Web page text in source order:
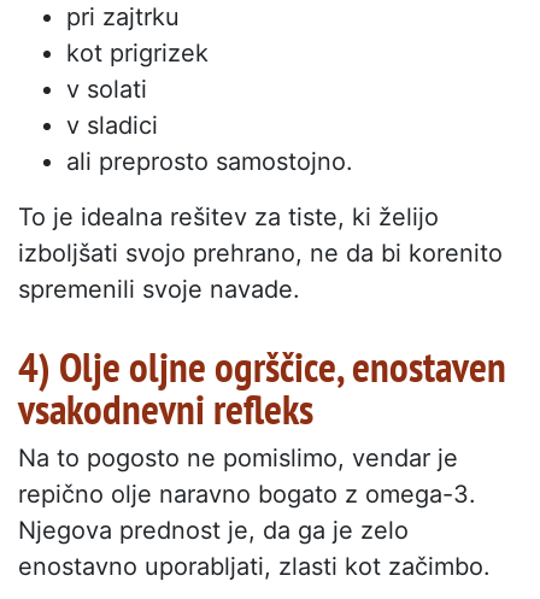
pri zajtrku
kot prigrizek
v solati
v sladici
ali preprosto samostojno.
To je idealna rešitev za tiste, ki želijo
izboljšati svojo prehrano, ne da bi korenito
spremenili svoje navade.
4) Olje oljne ogrščice, enostaven
vsakodnevni refleks
Na to pogosto ne pomislimo, vendar je
repično olje naravno bogato z omega-3.
Njegova prednost je, da ga je zelo
enostavno uporabljati, zlasti kot začimbo.